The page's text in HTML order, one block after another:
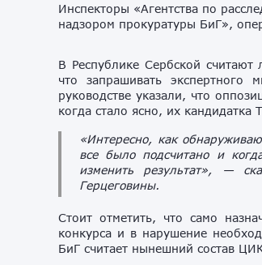
Инспекторы «Агентства по
надзором прокуратуры БиГ»,
В Республике Сербской
что запрашивать
руководстве указали, что
когда стало ясно, их кандидатка
«Интересно, как
все было подсчитано и
изменить результат», —
Герцеговины.
Стоит отметить, что само
конкурса и в нарушение
БиГ считает нынешний состав